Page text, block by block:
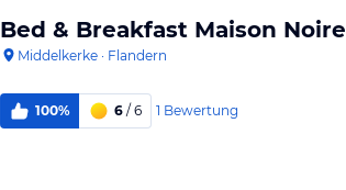
Bed & Breakfast Maison Noire
Middelkerke · Flandern
100% 6 / 6 1 Bewertung